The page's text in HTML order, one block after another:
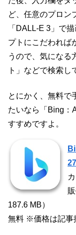
ど、任意のプロン
「DALL-E 3」で
プトにこだわれば
うので、気にな
ト」などで検索し
とにかく、無料で
たいなら「Bing：
すすめですよ。
187.6 MB）
無料 ※価格は記事